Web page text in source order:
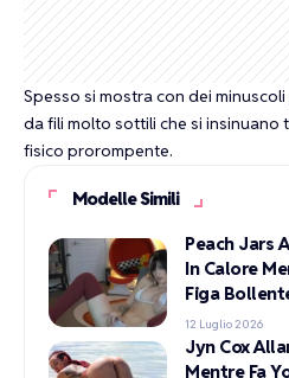
Spesso si mostra con dei
da fili molto sottili che si insinuano
fisico prorompente.
Modelle Simili
Peach Jars
In Calore
Figa
12 Luglio 2026
Jyn Cox
Mentre Fa